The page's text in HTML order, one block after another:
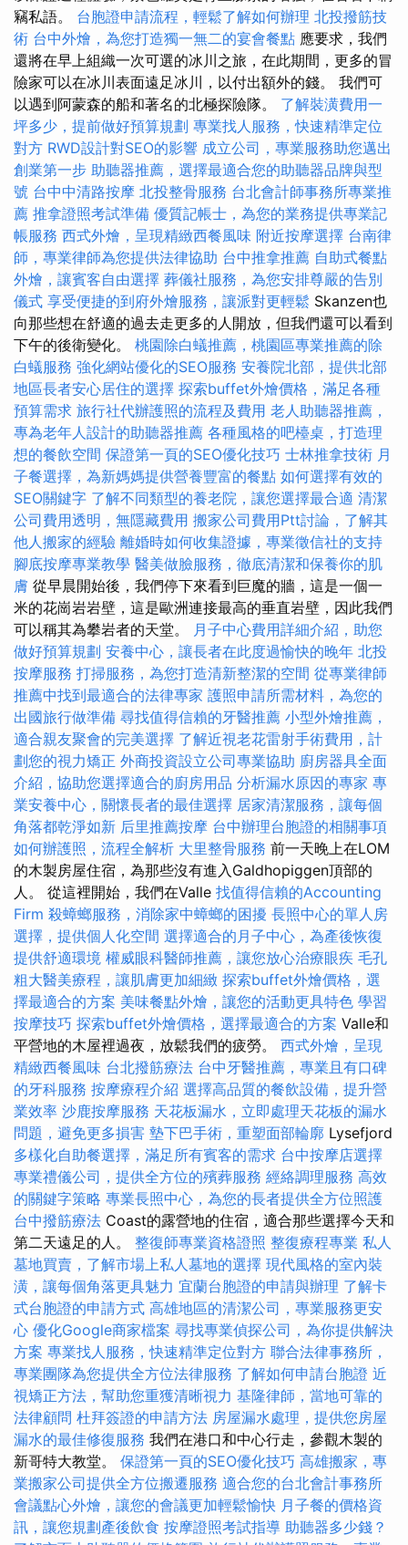
竊私語。 台胞證申請流程，輕鬆了解如何辦理 北投撥筋技
術 台中外燴，為您打造獨一無二的宴會餐點 應要求，我們
還將在早上組織一次可選的冰川之旅，在此期間，更多的冒
險家可以在冰川表面遠足冰川，以付出額外的錢。 我們可
以遇到阿蒙森的船和著名的北極探險隊。 了解裝潢費用一
坪多少，提前做好預算規劃 專業找人服務，快速精準定位
對方 RWD設計對SEO的影響 成立公司，專業服務助您邁出
創業第一步 助聽器推薦，選擇最適合您的助聽器品牌與型
號 台中中清路按摩 北投整骨服務 台北會計師事務所專業推
薦 推拿證照考試準備 優質記帳士，為您的業務提供專業記
帳服務 西式外燴，呈現精緻西餐風味 附近按摩選擇 台南律
師，專業律師為您提供法律協助 台中推拿推薦 自助式餐點
外燴，讓賓客自由選擇 葬儀社服務，為您安排尊嚴的告別
儀式 享受便捷的到府外燴服務，讓派對更輕鬆 Skanzen也
向那些想在舒適的過去走更多的人開放，但我們還可以看到
下午的後衛變化。 桃園除白蟻推薦，桃園區專業推薦的除
白蟻服務 強化網站優化的SEO服務 安養院北部，提供北部
地區長者安心居住的選擇 探索buffet外燴價格，滿足各種
預算需求 旅行社代辦護照的流程及費用 老人助聽器推薦，
專為老年人設計的助聽器推薦 各種風格的吧檯桌，打造理
想的餐飲空間 保證第一頁的SEO優化技巧 士林推拿技術 月
子餐選擇，為新媽媽提供營養豐富的餐點 如何選擇有效的
SEO關鍵字 了解不同類型的養老院，讓您選擇最合適 清潔
公司費用透明，無隱藏費用 搬家公司費用Ptt討論，了解其
他人搬家的經驗 離婚時如何收集證據，專業徵信社的支持
腳底按摩專業教學 醫美做臉服務，徹底清潔和保養你的肌
膚 從早晨開始後，我們停下來看到巨魔的牆，這是一個一
米的花崗岩岩壁，這是歐洲連接最高的垂直岩壁，因此我們
可以稱其為攀岩者的天堂。 月子中心費用詳細介紹，助您
做好預算規劃 安養中心，讓長者在此度過愉快的晚年 北投
按摩服務 打掃服務，為您打造清新整潔的空間 從專業律師
推薦中找到最適合的法律專家 護照申請所需材料，為您的
出國旅行做準備 尋找值得信賴的牙醫推薦 小型外燴推薦，
適合親友聚會的完美選擇 了解近視老花雷射手術費用，計
劃您的視力矯正 外商投資設立公司專業協助 廚房器具全面
介紹，協助您選擇適合的廚房用品 分析漏水原因的專家 專
業安養中心，關懷長者的最佳選擇 居家清潔服務，讓每個
角落都乾淨如新 后里推薦按摩 台中辦理台胞證的相關事項
如何辦護照，流程全解析 大里整骨服務 前一天晚上在LOM
的木製房屋住宿，為那些沒有進入Galdhopiggen頂部的
人。 從這裡開始，我們在Valle 找值得信賴的Accounting
Firm 殺蟑螂服務，消除家中蟑螂的困擾 長照中心的單人房
選擇，提供個人化空間 選擇適合的月子中心，為產後恢復
提供舒適環境 權威眼科醫師推薦，讓您放心治療眼疾 毛孔
粗大醫美療程，讓肌膚更加細緻 探索buffet外燴價格，選
擇最適合的方案 美味餐點外燴，讓您的活動更具特色 學習
按摩技巧 探索buffet外燴價格，選擇最適合的方案 Valle和
平營地的木屋裡過夜，放鬆我們的疲勞。 西式外燴，呈現
精緻西餐風味 台北撥筋療法 台中牙醫推薦，專業且有口碑
的牙科服務 按摩療程介紹 選擇高品質的餐飲設備，提升營
業效率 沙鹿按摩服務 天花板漏水，立即處理天花板的漏水
問題，避免更多損害 墊下巴手術，重塑面部輪廓 Lysefjord
多樣化自助餐選擇，滿足所有賓客的需求 台中按摩店選擇
專業禮儀公司，提供全方位的殯葬服務 經絡調理服務 高效
的關鍵字策略 專業長照中心，為您的長者提供全方位照護
台中撥筋療法 Coast的露營地的住宿，適合那些選擇今天和
第二天遠足的人。 整復師專業資格證照 整復療程專業 私人
墓地買賣，了解市場上私人墓地的選擇 現代風格的室內裝
潢，讓每個角落更具魅力 宜蘭台胞證的申請與辦理 了解卡
式台胞證的申請方式 高雄地區的清潔公司，專業服務更安
心 優化Google商家檔案 尋找專業偵探公司，為你提供解決
方案 專業找人服務，快速精準定位對方 聯合法律事務所，
專業團隊為您提供全方位法律服務 了解如何申請台胞證 近
視矯正方法，幫助您重獲清晰視力 基隆律師，當地可靠的
法律顧問 杜拜簽證的申請方法 房屋漏水處理，提供您房屋
漏水的最佳修復服務 我們在港口和中心行走，參觀木製的
新哥特大教堂。 保證第一頁的SEO優化技巧 高雄搬家，專
業搬家公司提供全方位搬遷服務 適合您的台北會計事務所
會議點心外燴，讓您的會議更加輕鬆愉快 月子餐的價格資
訊，讓您規劃產後飲食 按摩證照考試指導 助聽器多少錢？